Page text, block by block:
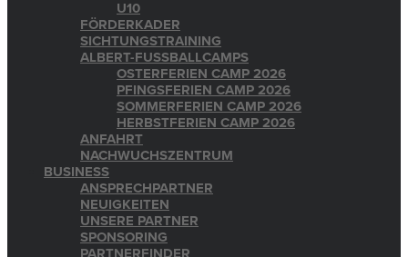
U10
FÖRDERKADER
SICHTUNGSTRAINING
ALBERT-FUSSBALLCAMPS
OSTERFERIEN CAMP 2026
PFINGSFERIEN CAMP 2026
SOMMERFERIEN CAMP 2026
HERBSTFERIEN CAMP 2026
ANFAHRT
NACHWUCHSZENTRUM
BUSINESS
ANSPRECHPARTNER
NEUIGKEITEN
UNSERE PARTNER
SPONSORING
PARTNERFINDER